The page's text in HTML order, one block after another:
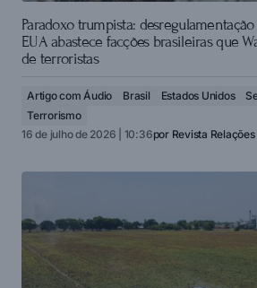
Paradoxo trumpista:
EUA abastece facções brasileiras que
de terroristas
Artigo com Áudio Brasil Estados Unidos
Terrorismo
16 de julho de 2026 | 10:36por Revista